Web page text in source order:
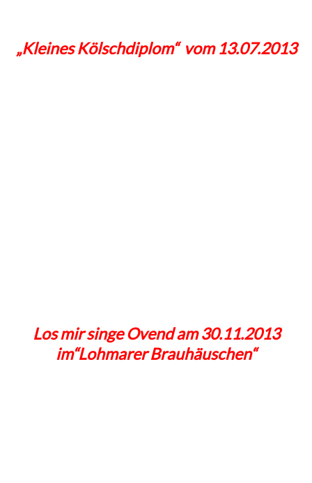
„Kleines Kölschdiplom“ vom 13.07.2013
Los mir singe Ovend am 30.11.2013
im“Lohmarer Brauhäuschen“